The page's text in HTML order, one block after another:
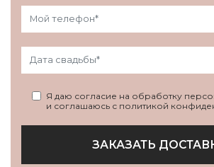
Я даю согласие на обработку
и соглашаюсь с политикой
ЗАКАЗАТЬ